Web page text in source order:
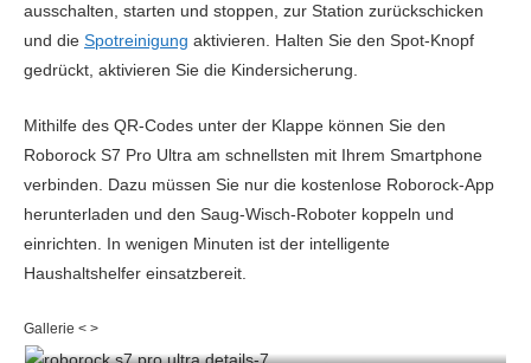
Google Assistant Ja
App-Funktionen
Echtzeit-Verfolgung Ja
Mehrere Karten / Etagen
Selektive Reinigung
ausschalten, starten und stoppen, zur Station zurückschicken
und die Spotreinigung aktivieren. Halten Sie den Spot-Knopf
gedrückt, aktivieren Sie die Kindersicherung.
Mithilfe des QR-Codes unter der Klappe können Sie den
Roborock S7 Pro Ultra am schnellsten mit Ihrem Smartphone
verbinden. Dazu müssen Sie nur die kostenlose Roborock-App
herunterladen und den Saug-Wisch-Roboter koppeln und
einrichten. In wenigen Minuten ist der intelligente
Haushaltshelfer einsatzbereit.